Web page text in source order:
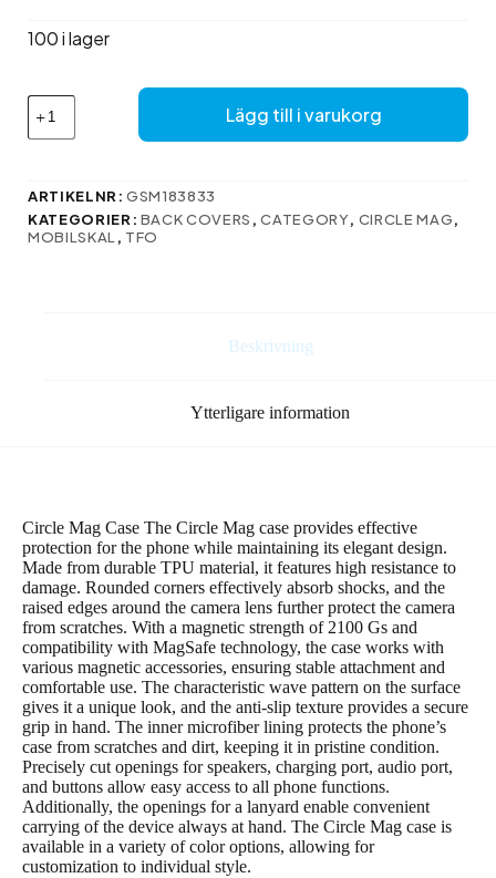
var:
är:
100 i lager
Här
är
översättningen
svenska:
Lägg till i varukorg
ARTIKELNR:GSM183833
KATEGORIER: BACK COVERS ,CATEGORY, CIRCLE MAG,
MOBILSKAL , TFO
Beskrivning
Ytterligare information
Circle Mag Case The Circle Mag case provides effective
protection for the phone while maintaining its elegant design.
Made from durable TPU material, it features high resistance to
damage. Rounded corners effectively absorb shocks, and the
raised edges around the camera lens further protect the camera
from scratches. With a magnetic strength of 2100 Gs and
compatibility with MagSafe technology, the case works with
various magnetic accessories, ensuring stable attachment and
comfortable use. The characteristic wave pattern on the surface
gives it a unique look, and the anti-slip texture provides a secure
grip in hand. The inner microfiber lining protects the phone’s
case from scratches and dirt, keeping it in pristine condition.
Precisely cut openings for speakers, charging port, audio port,
and buttons allow easy access to all phone functions.
Additionally, the openings for a lanyard enable convenient
carrying of the device always at hand. The Circle Mag case is
available in a variety of color options, allowing for
customization to individual style.